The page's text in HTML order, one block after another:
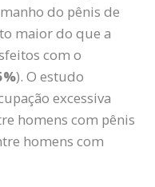
do pênis de
maior do que a
com o
). O estudo
excessiva
homens com pênis
homens com